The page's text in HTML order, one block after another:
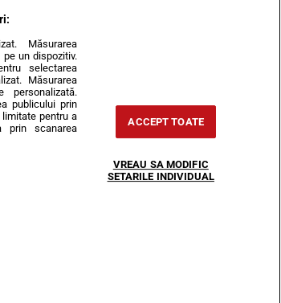
Măsurarea
un dispozitiv.
selectarea
Măsurarea
personalizată.
publicului prin
pentru a
prin scanarea
ACCEPT TOATE
VREAU SA MODIFIC
SETARILE INDIVIDUAL